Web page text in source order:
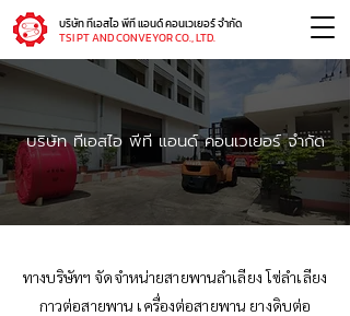
บริษัท ทีเอสไอ พีที แอนด์ คอนเวเยอร์ จำกัด
TSI PT AND CONVEYOR CO., LTD.
บริษัท ทีเอสไอ พีที แอนด์ คอนเวเยอร์ จำกัด
ทางบริษัทฯ จัดจำหน่ายสายพานลำเลียง โซ่ลำเลียง
กาวต่อสายพาน เครื่องต่อสายพาน ยางดิบต่อ